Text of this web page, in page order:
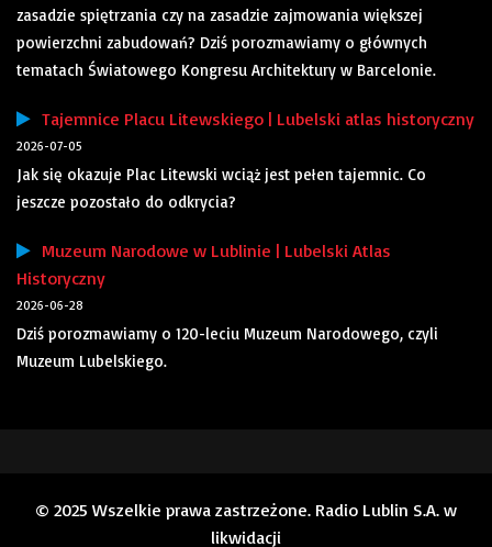
zasadzie spiętrzania czy na zasadzie zajmowania większej
powierzchni zabudowań? Dziś porozmawiamy o głównych
tematach Światowego Kongresu Architektury w Barcelonie.
Tajemnice Placu Litewskiego | Lubelski atlas historyczny
2026-07-05
Jak się okazuje Plac Litewski wciąż jest pełen tajemnic. Co
jeszcze pozostało do odkrycia?
Muzeum Narodowe w Lublinie | Lubelski Atlas
Historyczny
2026-06-28
Dziś porozmawiamy o 120-leciu Muzeum Narodowego, czyli
Muzeum Lubelskiego.
© 2025 Wszelkie prawa zastrzeżone. Radio Lublin S.A. w
likwidacji